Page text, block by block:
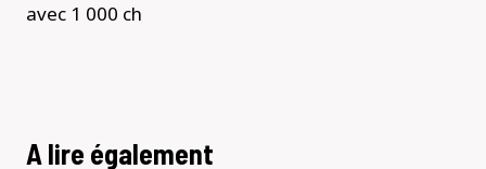
avec 1 000 ch
A lire également